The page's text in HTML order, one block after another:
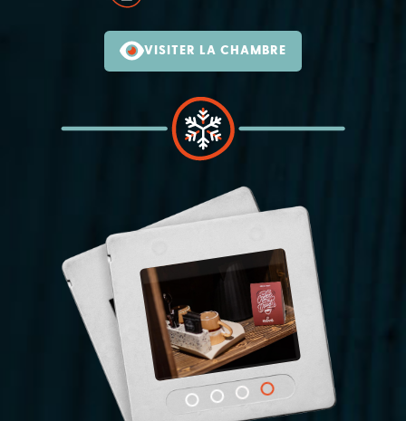
VISITER LA CHAMBRE